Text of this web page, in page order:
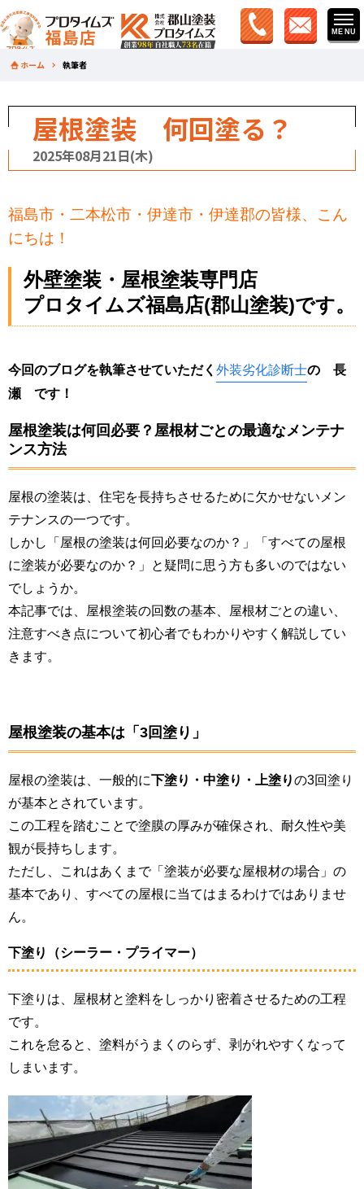
ホーム 執筆者
屋根塗装 何回塗る？
2025年08月21日(木)
福島市・二本松市・伊達市・伊達郡の皆様、こん
にちは！
外壁塗装・屋根塗装専門店
プロタイムズ福島店(郡山塗装)です。
今回のブログを執筆させていただく 外装劣化診断士の 長
瀬 です！
屋根塗装は何回必要？屋根材ごとの最適なメンテナ
ンス方法
屋根の塗装は、住宅を長持ちさせるために欠かせないメン
テナンスの一つです。
しかし「屋根の塗装は何回必要なのか？」「すべての屋根
に塗装が必要なのか？」と疑問に思う方も多いのではない
でしょうか。
本記事では、屋根塗装の回数の基本、屋根材ごとの違い、
注意すべき点について初心者でもわかりやすく解説してい
きます。
屋根塗装の基本は「3回塗り」
屋根の塗装は、一般的に下塗り・中塗り・上塗りの3回塗り
が基本とされています。
この工程を踏むことで塗膜の厚みが確保され、耐久性や美
観が長持ちします。
ただし、これはあくまで「塗装が必要な屋根材の場合」の
基本であり、すべての屋根に当てはまるわけではありませ
ん。
下塗り（シーラー・プライマー）
下塗りは、屋根材と塗料をしっかり密着させるための工程
です。
これを怠ると、塗料がうまくのらず、剥がれやすくなって
しまいます。